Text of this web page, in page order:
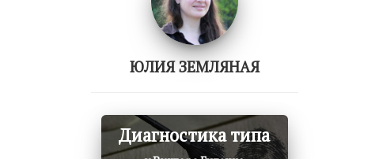
ЮЛИЯ ЗЕМЛЯНАЯ
Диагностика типа